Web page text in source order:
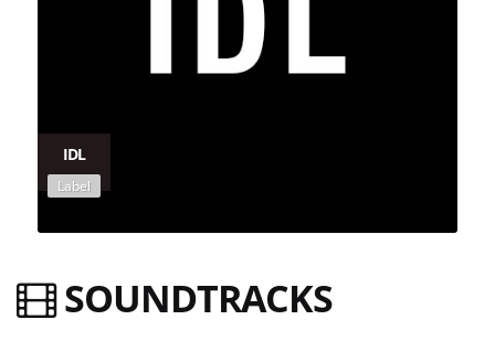
IDL
Label
SOUNDTRACKS